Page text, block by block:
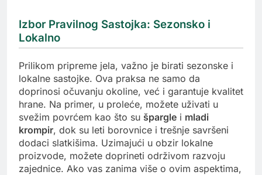
Izbor Pravilnog Sastojka: Sezonsko i
Lokalno
Prilikom pripreme jela, važno je birati sezonske i
lokalne sastojke. Ova praksa ne samo da
doprinosi očuvanju okoline, već i garantuje kvalitet
hrane. Na primer, u proleće, možete uživati u
svežim povrćem kao što su špargle i mladi
krompir, dok su leti borovnice i trešnje savršeni
dodaci slatkišima. Uzimajući u obzir lokalne
proizvode, možete doprineti održivom razvoju
zajednice. Ako vas zanima više o ovim aspektima,